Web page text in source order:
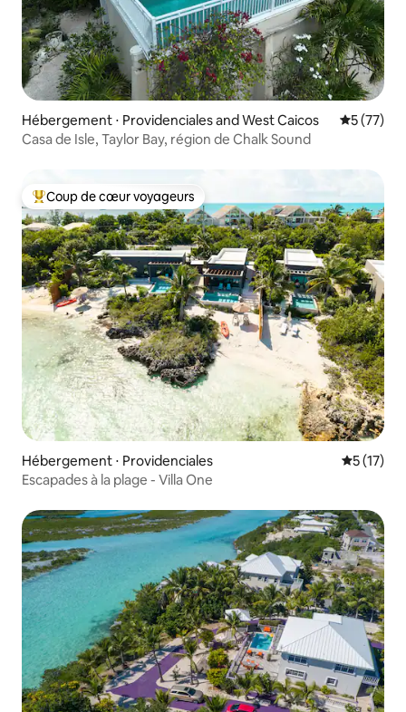
Hébergement ⋅ Providenciales and West Caicos
5 (77)
Casa de Isle, Taylor Bay, région de Chalk Sound
Coups de cœur voyageurs les plus appréciés
Coup de cœur voyageurs
Hébergement ⋅ Providenciales
5 (17)
Escapades à la plage - Villa One